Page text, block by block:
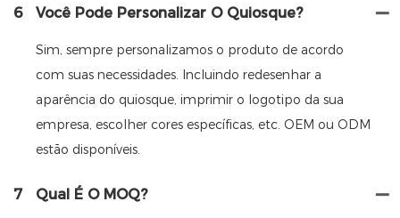
6 Você Pode Personalizar O Quiosque?
Sim, sempre personalizamos o produto de acordo
com suas necessidades. Incluindo redesenhar a
aparência do quiosque, imprimir o logotipo da sua
empresa, escolher cores específicas, etc. OEM ou ODM
estão disponíveis.
7 Qual É O MOQ?